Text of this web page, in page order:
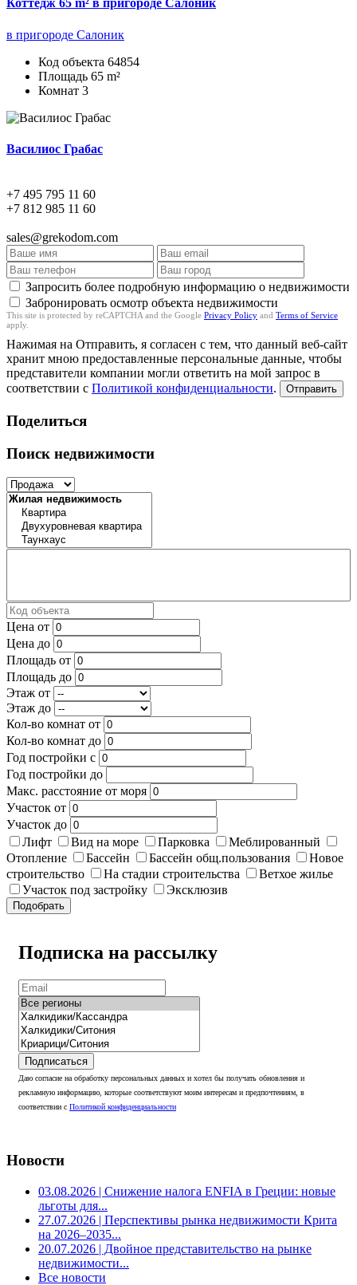
Коттедж 65 m² в пригороде Салоник
в пригороде Салоник
Код объекта 64854
Площадь 65 m²
Комнат 3
Василиос Грабас
+7 495 795 11 60
+7 812 985 11 60
sales@grekodom.com
Запросить более подробную информацию о недвижимости
Забронировать осмотр объекта недвижимости
This site is protected by reCAPTCHA and the Google Privacy Policy and Terms of Service
apply.
Нажимая на Отправить, я согласен с тем, что данный веб-сайт
хранит мною предоставленные персональные данные, чтобы
представители компании могли ответить на мой запрос в
соответствии с Политикой конфиденциальности. Отправить
Поделиться
Поиск недвижимости
Цена от
Цена до
Площадь от
Площадь до
Этаж от
Этаж до
Кол-во комнат от
Кол-во комнат до
Год постройки с
Год постройки до
Макс. расстояние от моря
Участок от
Участок до
Лифт
Вид на море Парковка
Меблированный
Отопление
Бассейн Бассейн общ.пользования
Новое
строительство
На стадии строительства
Ветхое жилье
Участок под застройку
Эксклюзив
Подобрать
Подписка на рассылку
Подписаться
Даю согласие на обработку персональных данных и хотел бы получать обновления и
рекламную информацию, которые соответствуют моим интересам и предпочтениям, в
соответствии с Политикой конфиденциальности
Новости
03.08.2026 | Снижение налога ENFIA в Греции: новые
льготы для...
27.07.2026 | Перспективы рынка недвижимости Крита
на 2026–2035...
20.07.2026 | Двойное представительство на рынке
недвижимости...
Все новости